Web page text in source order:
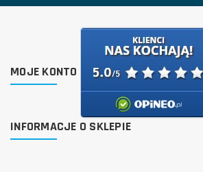
MOJE KONTO
INFORMACJE O SKLEPIE